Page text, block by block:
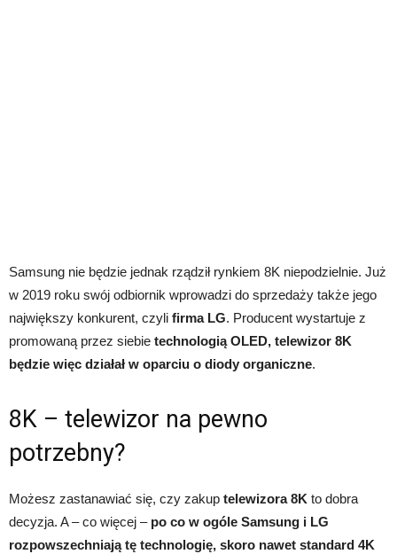
Samsung nie będzie jednak rządził rynkiem 8K niepodzielnie. Już
w 2019 roku swój odbiornik wprowadzi do sprzedaży także jego
największy konkurent, czyli firma LG. Producent wystartuje z
promowaną przez siebie technologią OLED, telewizor 8K
będzie więc działał w oparciu o diody organiczne.
8K – telewizor na pewno
potrzebny?
Możesz zastanawiać się, czy zakup telewizora 8K to dobra
decyzja. A – co więcej – po co w ogóle Samsung i LG
rozpowszechniają tę technologię, skoro nawet standard 4K